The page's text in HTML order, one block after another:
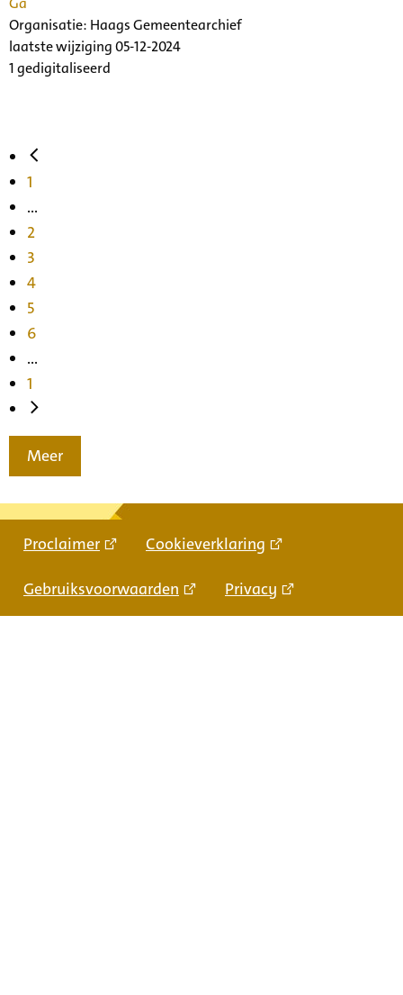
Organisatie: Haags Gemeentearchief
laatste wijziging 05-12-2024
1 gedigitaliseerd
1
...
2
3
4
5
6
...
1
Meer
Proclaimer Cookieverklaring
Gebruiksvoorwaarden Privacy